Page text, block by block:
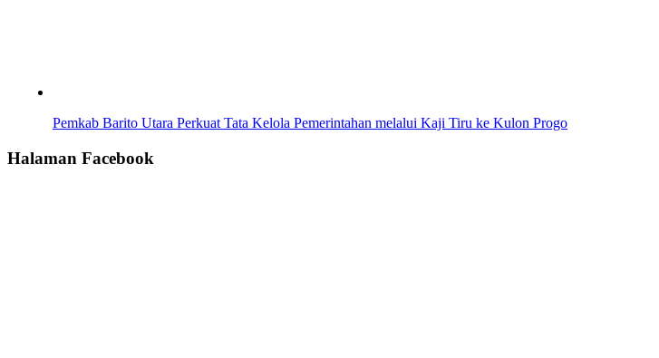
Pemkab Barito Utara Perkuat Tata Kelola Pemerintahan melalui Kaji Tiru ke Kulon Progo
Halaman Facebook